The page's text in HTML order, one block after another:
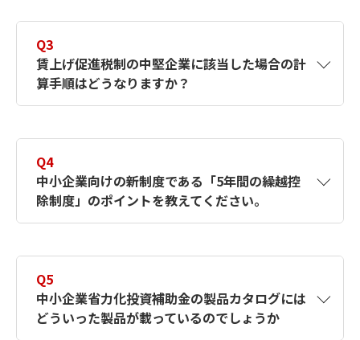
受けた企業がさらに高い水準で支援を行うこ
計画を策定し、女性の採用や継続勤務、管理
職の割合などの具体的な取組基準を満たして
申請します。5つの基準の達成状況に応じて、
えるぼしの認定を受けた企業のうち、一般事
関する取組の実施状況が特に優良である等の
一定の要件を満たした場合に、プラチナえる
ぼし認定を受けることができるようになりま
Q3
賃上げ促進税制の中堅企業に該当した場合の計
算手順はどうなりますか？
割合」を使って判定します。要件を満たす場
合は、「雇用者給与等支給額の増加額」に控
て、税額控除額を計算していくことになりま
Q4
中小企業向けの新制度である「5年間の繰越控
除制度」のポイントを教えてください。
について、5年間繰り越すことができることに
なります。
Q5
中小企業省力化投資補助金の製品カタログには
どういった製品が載っているのでしょうか